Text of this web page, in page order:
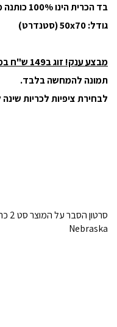
בד הכרית הינו 100% כותנה מילוי הולופייבר אל אלרגני
גודל: 50x70 (סטנדרט)
מבצע ענק! זוג ב149 ש"ח במקום 300 ש"ח
תמונה להמחשה בלבד.
לבחירת ציפיות לכריות
Nebraska